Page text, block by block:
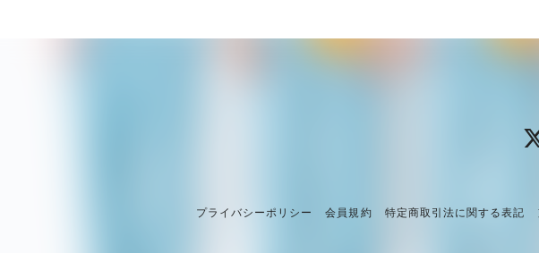
プライバシーポリシー 会員規約 特定商取引法に関する表記